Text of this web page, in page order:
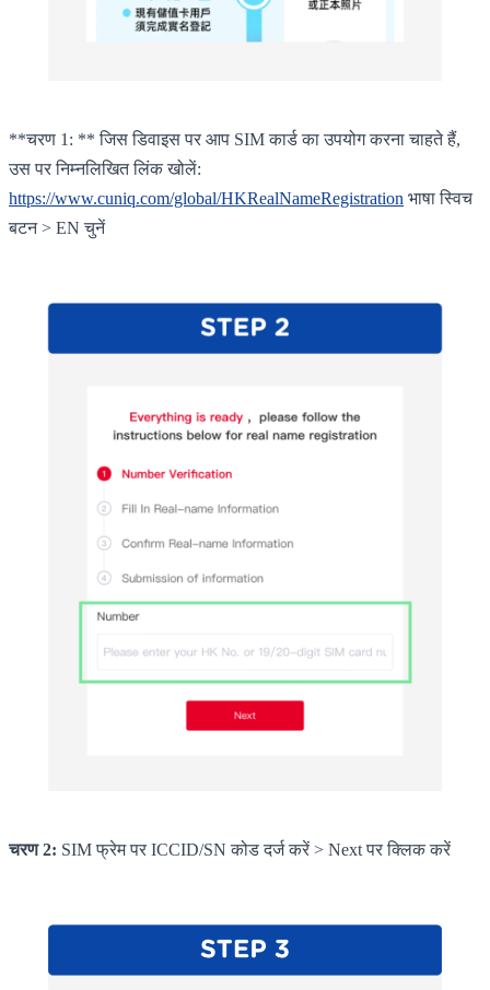
**चरण 1: ** जिस डिवाइस पर आप SIM कार्ड का उपयोग करना चाहते हैं,
उस पर निम्नलिखित लिंक खोलें:
https://www.cuniq.com/global/HKRealNameRegistration भाषा स्विच
बटन > EN चुनें
चरण 2: SIM फ्रेम पर ICCID/SN कोड दर्ज करें > Next पर क्लिक करें